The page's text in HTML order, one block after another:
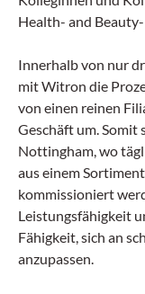
Health- and
Innerhalb von nur
mit Witron die
von einen reinen
Geschäft um. Somit
Nottingham, wo
aus einem
kommissioniert
Leistungsfähigkeit
Fähigkeit, sich an
anzupassen.